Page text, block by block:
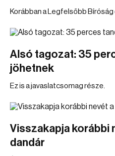
Korábban a Legfelsőbb Bíróság
Alsó tagozat: 35
jöhetnek
Ez is a javaslatcsomag része.
Visszakapja korábbi
dandár